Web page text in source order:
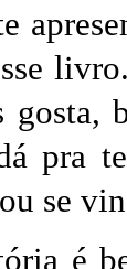
gosta,
pra
se
é